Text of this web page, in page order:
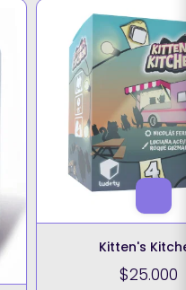
Kitten's
$25.000